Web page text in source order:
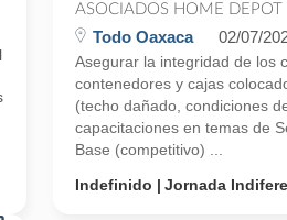
ASOCIADOS HOME DEPOT
Todo Oaxaca 02/07/
Asegurar la integridad de los
contenedores y cajas
(techo dañado, condiciones
capacitaciones en temas de
Base (competitivo) ...
Indefinido
Jornada